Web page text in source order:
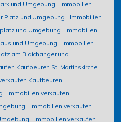
und Umgebung
Immobilien
Platz und Umgebung
Immobilien
und Umgebung
Immobilien
und Umgebung
Immobilien
am Blaichanger und
Kaufbeuren St. Martinskirche
Kaufbeuren
Immobilien verkaufen
Immobilien verkaufen
Immobilien verkaufen